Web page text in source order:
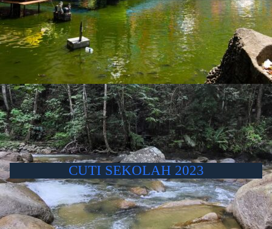
CUTI SEKOLAH 2023